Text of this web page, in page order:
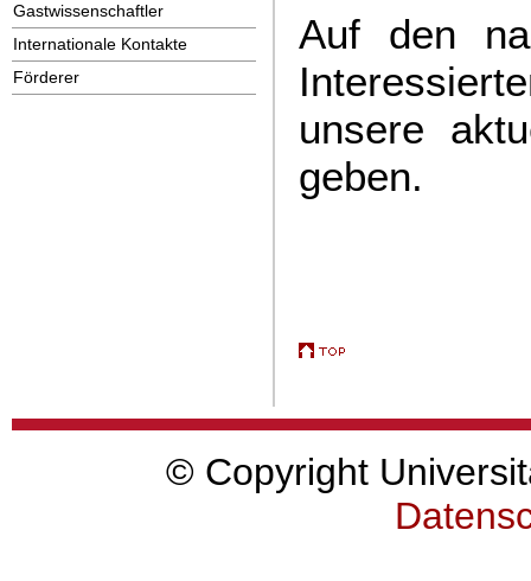
Gastwissenschaftler
Internationale Kontakte
Förderer
Auf den
unsere
geben.
© Copyright